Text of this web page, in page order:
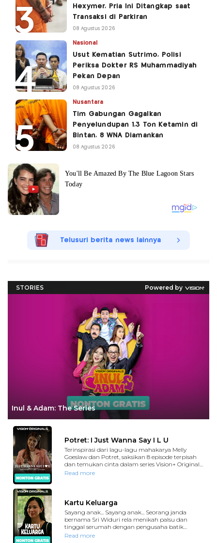
Hexymer, Pria Ini Ditangkap saat
Transaksi di Parkiran
08 Agustus 2026
Nasional
Usut Kematian Sutrimo, Polisi
Periksa Dokter RS Muhammadiyah
Pekan Depan
08 Agustus 2026
Nusantara
Tim Gabungan Gagalkan
Penyelundupan 1,3 Ton Ketamin di
Bintan, 8 WNA Diamankan
08 Agustus 2026
Telusuri berita news lainnya